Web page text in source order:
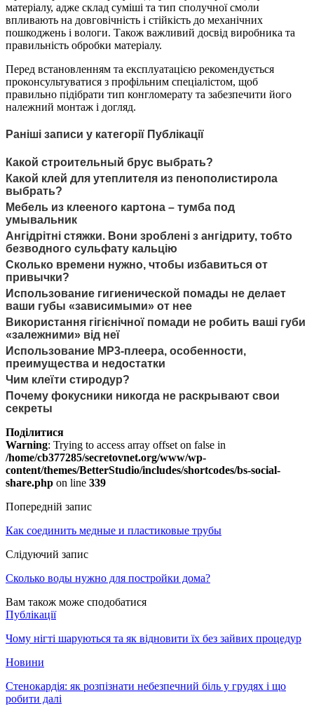
матеріалу, адже склад суміші та тип сполучної смоли
впливають на довговічність і стійкість до механічних
пошкоджень і вологи. Також важливий досвід виробника та
правильність обробки матеріалу.
Перед встановленням та експлуатацією рекомендується
проконсультуватися з профільним спеціалістом, щоб
правильно підібрати тип конгломерату та забезпечити його
належний монтаж і догляд.
Раніші записи у категорії Публікації
Какой строительный брус выбрать?
Какой клей для утеплителя из пенополистирола
выбрать?
Мебель из клееного картона – тумба под
умывальник
Ангідрітні стяжки. Вони зроблені з ангідриту, тобто
безводного сульфату кальцію
Сколько времени нужно, чтобы избавиться от
привычки?
Использование гигиенической помады не делает
ваши губы «зависимыми» от нее
Використання гігієнічної помади не робить ваші губи
«залежними» від неї
Использование MP3-плеера, особенности,
преимущества и недостатки
Чим клеїти стиродур?
Почему фокусники никогда не раскрывают свои
секреты
Поділитися
Warning: Trying to access array offset on false in
/home/cb377285/secretovnet.org/www/wp-
content/themes/BetterStudio/includes/shortcodes/bs-social-
share.php on line 339
Попередній запис
Как соединить медные и пластиковые трубы
Слідуючий запис
Сколько воды нужно для постройки дома?
Вам також може сподобатися
Публікації
Чому нігті шаруються та як відновити їх без зайвих процедур
Новини
Стенокардія: як розпізнати небезпечний біль у грудях і що
робити далі